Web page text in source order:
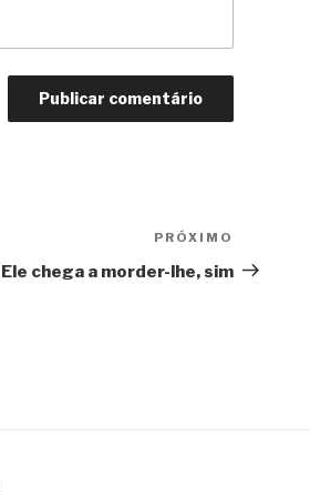
PRÓXIMO
Ele chega a morder-lhe, sim